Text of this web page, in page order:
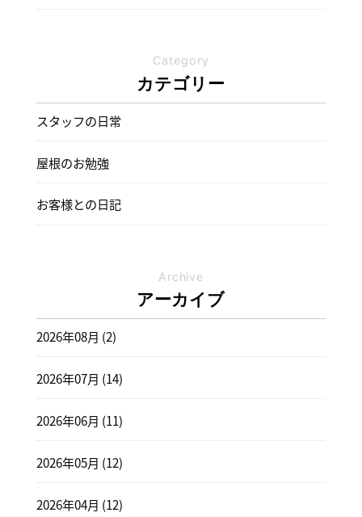
Category
カテゴリー
スタッフの日常
屋根のお勉強
お客様との日記
Archive
アーカイブ
2026年08月 (2)
2026年07月 (14)
2026年06月 (11)
2026年05月 (12)
2026年04月 (12)